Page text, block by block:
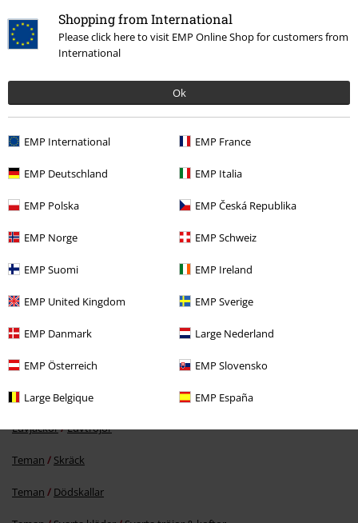
Shopping from International
Please click here to visit EMP Online Shop for customers from
International
Ok
EMP International EMP France
EMP Deutschland EMP Italia
EMP Polska EMP Česká Republika
EMP Norge EMP Schweiz
EMP Suomi EMP Ireland
EMP United Kingdom EMP Sverige
EMP Danmark Large Nederland
EMP Österreich EMP Slovensko
Large Belgique EMP España
More categories. More options.
Luvjackor
Luvtröjor
Teman Skräck
Teman Dödskallar